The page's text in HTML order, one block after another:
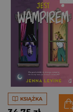
KSIĄŻKA